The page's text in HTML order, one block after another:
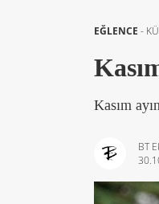
EĞLENCE -
Kasım
BT